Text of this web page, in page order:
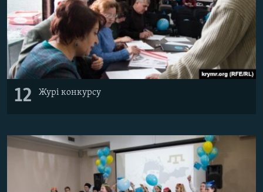
12 Журі конкурсу